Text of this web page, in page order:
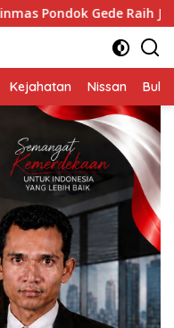
Raih Juara III Kota
Kejahatan Nissan